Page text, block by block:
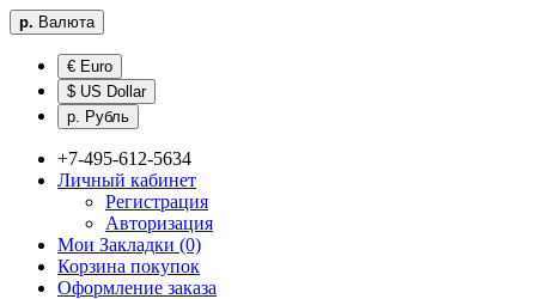
р. Валюта
€ Euro
$ US Dollar
р. Рубль
+7-495-612-5634
Личный кабинет
Регистрация
Авторизация
Мои Закладки (0)
Корзина покупок
Оформление заказа